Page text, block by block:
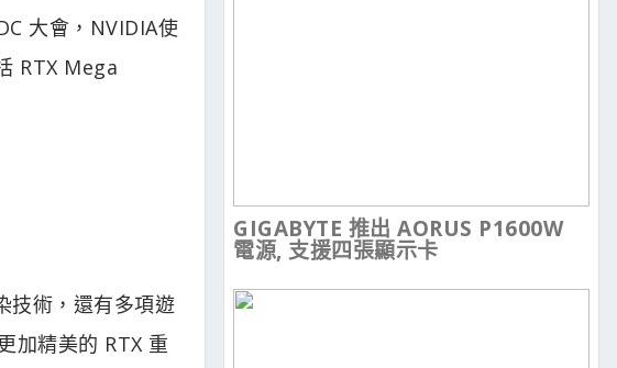
大會，NVIDIA使
RTX Mega
技術，還有多項遊
加精美的 RTX 重
GIGABYTE 推出 AORUS P1600W
電源, 支援四張顯示卡